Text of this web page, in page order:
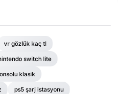
vr gözlük kaç tl
switch lite
klasik
ps5 şarj istasyonu